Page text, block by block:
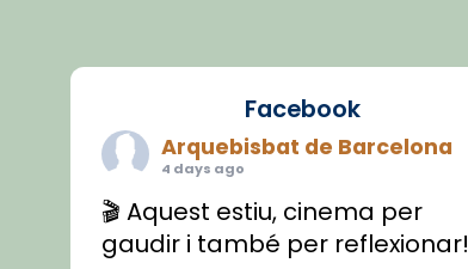
Facebook
Arquebisbat de Barcelona
4 days ago
🎬 Aquest estiu, cinema per
gaudir i també per reflexionar!